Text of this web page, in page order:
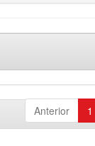
Anterior 1